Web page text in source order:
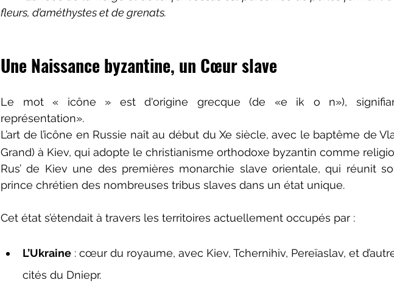
fleurs, d’améthystes et de grenats.
Une Naissance byzantine, un Cœur slave
Le mot « icône » est d'origine grecque (de «e ik o n»),
représentation».
L’art de l’icône en Russie naît au début du Xe siècle, avec le baptême de
Grand) à Kiev, qui adopte le christianisme orthodoxe byzantin comme
Rus’ de Kiev une des premières monarchie slave orientale, qui réunit
prince chrétien des nombreuses tribus slaves dans un état unique.
Cet état s’étendait à travers les territoires actuellement occupés par :
L’Ukraine : cœur du royaume, avec Kiev, Tchernihiv, Pereïaslav, et
cités du Dniepr.